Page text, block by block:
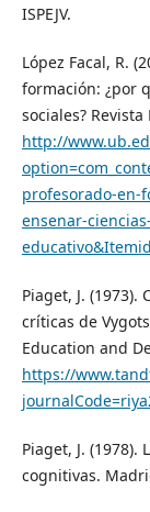
ISPEJV.
López Facal, R.
formación: ¿por
sociales?
http://
profesorado-en-
ensenar-
Piaget, J.
críticas de
Education and
https://
Piaget, J.
cognitivas.